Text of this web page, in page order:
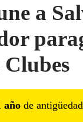
a
año de antigüedad